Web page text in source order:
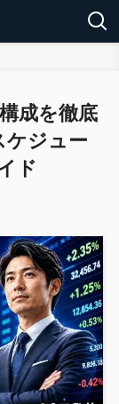
成を徹底
ケジュー
ド